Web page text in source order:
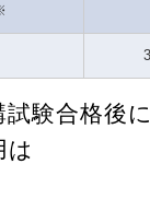
験合格後
は